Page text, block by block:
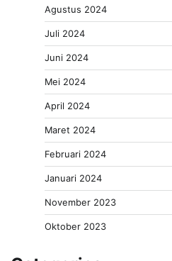
Agustus 2024
Juli 2024
Juni 2024
Mei 2024
April 2024
Maret 2024
Februari 2024
Januari 2024
November 2023
Oktober 2023